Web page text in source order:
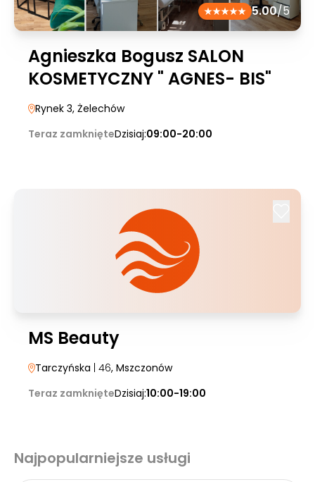
5.00/5
Agnieszka Bogusz SALON
KOSMETYCZNY " AGNES- BIS"
Rynek 3, Żelechów
Teraz zamknięteDzisiaj:09:00-20:00
MS Beauty
Tarczyńska | 46, Mszczonów
Teraz zamknięteDzisiaj:10:00-19:00
Najpopularniejsze usługi